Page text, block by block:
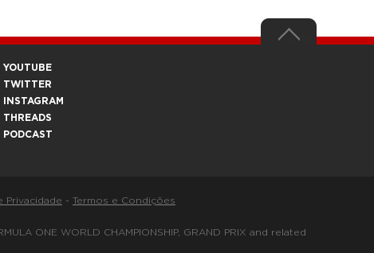
YOUTUBE
TWITTER
INSTAGRAM
THREADS
PODCAST
Privacidade - Termos e Condições
ONE WORLD CHAMPIONSHIP, GRAND PRIX and related